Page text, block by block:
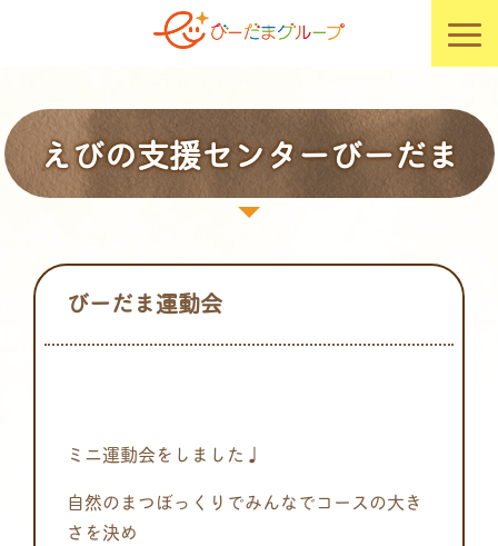
えびの支援センターびーだま
びーだま運動会
ミニ運動会をしました♩
自然のまつぼっくりでみんなでコースの大き
さを決め